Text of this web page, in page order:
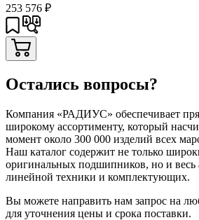
253 576 ₽
Остались вопросы?
Компания «РАДИУС» обеспечивает
широкому ассортименту, который
момент около 300 000 изделий всех
Наш каталог содержит не только
оригинальных подшипников, но и весь
линейной техники и комплектующих.
Вы можете направить нам запрос на
для уточнения цены и срока поставки.